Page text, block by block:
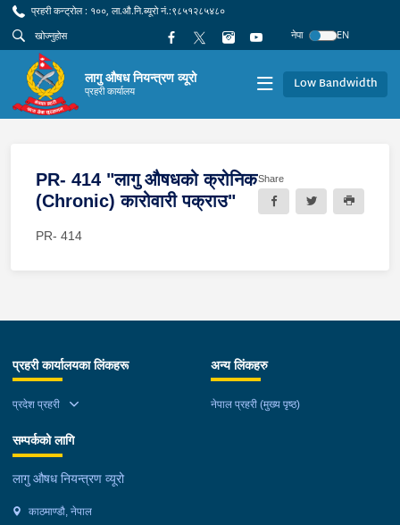
प्रहरी कन्ट्रोल : १००, ला.औ.नि.ब्यूरो नं.:९८५१२८५४८०
नेपा
EN
लागु औषध नियन्त्रण व्यूरो
प्रहरी कार्यालय Low Bandwidth
PR- 414 "लागु औषधको क्रोनिक
(Chronic) कारोवारी पक्राउ"
Share
PR- 414
प्रहरी कार्यालयका लिंकहरू
प्रदेश प्रहरी
अन्य लिंकहरु
नेपाल प्रहरी (मुख्य पृष्ठ)
सम्पर्कको लागि
लागु औषध नियन्त्रण व्यूरो
काठमाण्डौ, नेपाल